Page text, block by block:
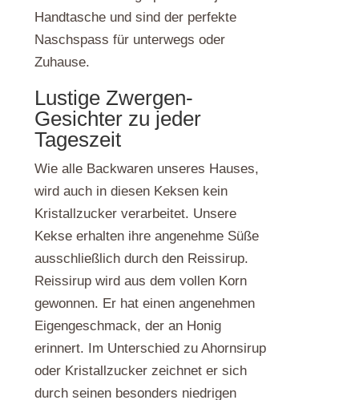
Handtasche und sind der perfekte
Naschspass für unterwegs oder
Zuhause.
Lustige Zwergen-
Gesichter zu jeder
Tageszeit
Wie alle Backwaren unseres Hauses,
wird auch in diesen Keksen kein
Kristallzucker verarbeitet. Unsere
Kekse erhalten ihre angenehme Süße
ausschließlich durch den Reissirup.
Reissirup wird aus dem vollen Korn
gewonnen. Er hat einen angenehmen
Eigengeschmack, der an Honig
erinnert. Im Unterschied zu Ahornsirup
oder Kristallzucker zeichnet er sich
durch seinen besonders niedrigen